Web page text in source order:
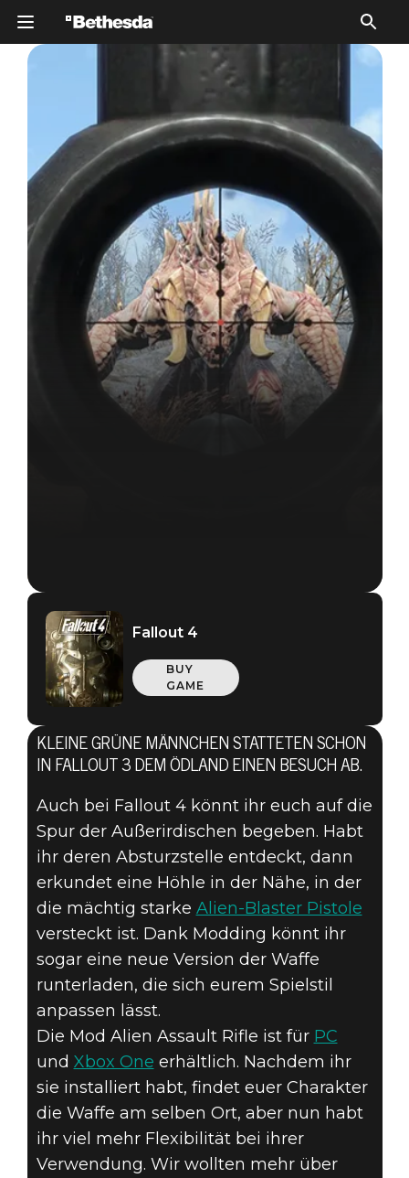
Fallout 4
21. Februar 2017
FALLOUT 4 ‘MY
CREATION’-
INTERVIEW:
HENKSPAMADRES
Fallout 4
BUY
GAME
KLEINE GRÜNE MÄNNCHEN STATTETEN SCHON
IN FALLOUT 3 DEM ÖDLAND EINEN BESUCH AB.
Auch bei Fallout 4 könnt ihr euch auf die
Spur der Außerirdischen begeben. Habt
ihr deren Absturzstelle entdeckt, dann
erkundet eine Höhle in der Nähe, in der
die mächtig starke Alien-Blaster Pistole
versteckt ist. Dank Modding könnt ihr
sogar eine neue Version der Waffe
runterladen, die sich eurem Spielstil
anpassen lässt.
Die Mod Alien Assault Rifle ist für PC
und Xbox One erhältlich. Nachdem ihr
sie installiert habt, findet euer Charakter
die Waffe am selben Ort, aber nun habt
ihr viel mehr Flexibilität bei ihrer
Verwendung. Wir wollten mehr über